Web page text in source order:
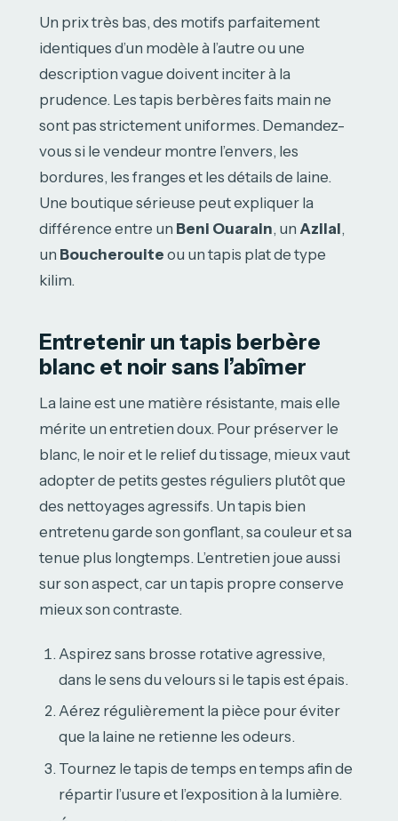
Un prix très bas, des motifs parfaitement
identiques d’un modèle à l’autre ou une
description vague doivent inciter à la
prudence. Les tapis berbères faits main ne
sont pas strictement uniformes. Demandez-
vous si le vendeur montre l’envers, les
bordures, les franges et les détails de laine.
Une boutique sérieuse peut expliquer la
différence entre un Beni Ouarain, un Azilal,
un Boucherouite ou un tapis plat de type
kilim.
Entretenir un tapis berbère
blanc et noir sans l’abîmer
La laine est une matière résistante, mais elle
mérite un entretien doux. Pour préserver le
blanc, le noir et le relief du tissage, mieux vaut
adopter de petits gestes réguliers plutôt que
des nettoyages agressifs. Un tapis bien
entretenu garde son gonflant, sa couleur et sa
tenue plus longtemps. L’entretien joue aussi
sur son aspect, car un tapis propre conserve
mieux son contraste.
Aspirez sans brosse rotative agressive,
dans le sens du velours si le tapis est épais.
Aérez régulièrement la pièce pour éviter
que la laine ne retienne les odeurs.
Tournez le tapis de temps en temps afin de
répartir l’usure et l’exposition à la lumière.